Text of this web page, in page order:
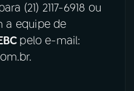
(21) 2117-6918 ou
a equipe de
pelo e-mail: